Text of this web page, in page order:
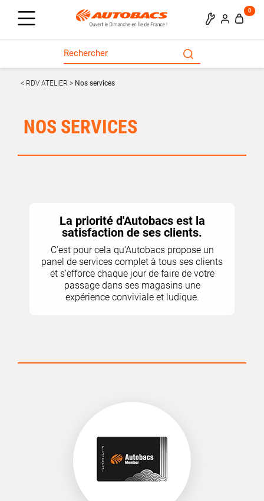
0
RDV ATELIER Nos services
NOS SERVICES
La priorité d'Autobacs est la
satisfaction de ses clients.
C'est pour cela qu'Autobacs propose un
panel de services complet à tous ses clients
et s'efforce chaque jour de faire de votre
passage dans ses magasins une
expérience conviviale et ludique.